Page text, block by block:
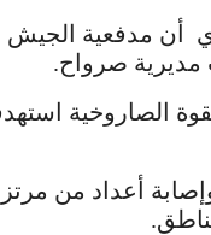
مدفعية الجيش
مديرية صرواح.
الصاروخية
أعداد من